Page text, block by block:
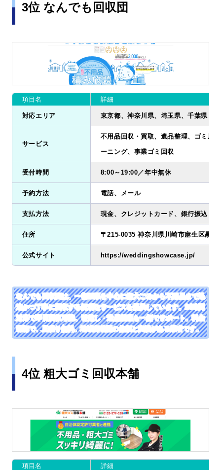
3位 なんでも回収団
項目名 詳細
対応エリア 東京都、神奈川県、埼玉県、千葉県
サービス
不用品回収・買取、遺品整理、ゴミ屋
ーニング、事業ゴミ回収
受付時間 8:00～19:00／年中無休
予約方法 電話、メール
支払方法 現金、クレジットカード、銀行振込
住所 〒215-0035 神奈川県川崎市麻生区黒川
公式サイト https://weddingshowcase.jp/
なんでも回収団は、一都三県を中心に粗大ごみから不用品まで迅
速かつ丁寧に回収する便利なサービスを提供しています。24時間
対応で即日回収可能、引越し・遺品整理も一括でサポート。料金
明朗で、見積り無料。地域密着型の信頼と実績がある業者です。
4位 粗大ゴミ回収本舗
項目名 詳細